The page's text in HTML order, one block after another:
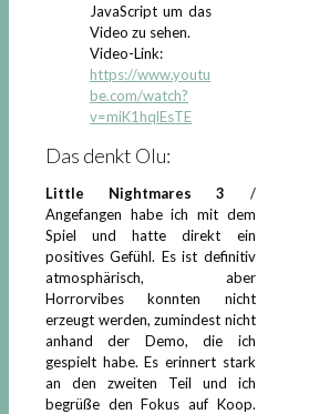
JavaScript um das
Video zu sehen.
Video-Link:
https://www.youtu
be.com/watch?
v=miK1hqlEsTE
Das denkt Olu:
Little Nightmares 3 /
Angefangen habe ich mit dem
Spiel und hatte direkt ein
positives Gefühl. Es ist definitiv
atmosphärisch, aber
Horrorvibes konnten nicht
erzeugt werden, zumindest nicht
anhand der Demo, die ich
gespielt habe. Es erinnert stark
an den zweiten Teil und ich
begrüße den Fokus auf Koop.